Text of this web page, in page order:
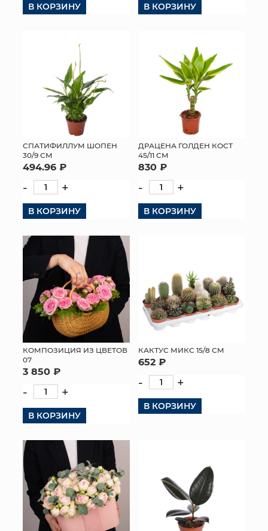
КОНТАКТЫ
В КОРЗИНУ В КОРЗИНУ
СПАТИФИЛЛУМ ШОПЕН
30/9 СМ
494.96 ₽
- +
В КОРЗИНУ
ДРАЦЕНА ГОЛДЕН КОСТ
45/11 СМ
830 ₽
- +
В КОРЗИНУ
КОМПОЗИЦИЯ ИЗ ЦВЕТОВ
07
3 850 ₽
- +
В КОРЗИНУ
КАКТУС МИКС 15/8 СМ
652 ₽
- +
В КОРЗИНУ